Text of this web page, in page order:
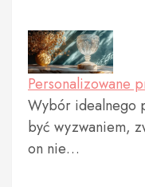
Personalizowane
Wybór idealnego
być wyzwaniem,
on nie…